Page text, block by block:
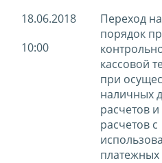
18.06.2018
10:00
Переход
порядок
кассовой
при
наличных
расчетов
расчетов с
платежных